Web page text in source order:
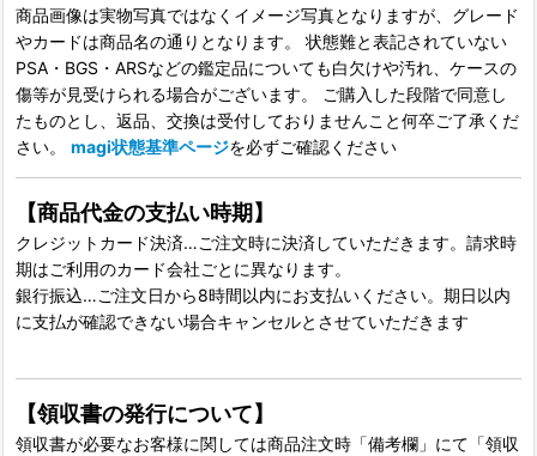
商品画像は実物写真ではなくイメージ写真となりますが、グレード
やカードは商品名の通りとなります。 状態難と表記されていない
PSA・BGS・ARSなどの鑑定品についても白欠けや汚れ、ケースの
傷等が見受けられる場合がございます。 ご購入した段階で同意し
たものとし、返品、交換は受付しておりませんこと何卒ご了承くだ
さい。 magi状態基準ページを必ずご確認ください
【商品代金の支払い時期】
クレジットカード決済…ご注文時に決済していただきます。請求時
期はご利用のカード会社ごとに異なります。
銀行振込…ご注文日から8時間以内にお支払いください。期日以内
に支払が確認できない場合キャンセルとさせていただきます
【領収書の発行について】
領収書が必要なお客様に関しては商品注文時「備考欄」にて「領収